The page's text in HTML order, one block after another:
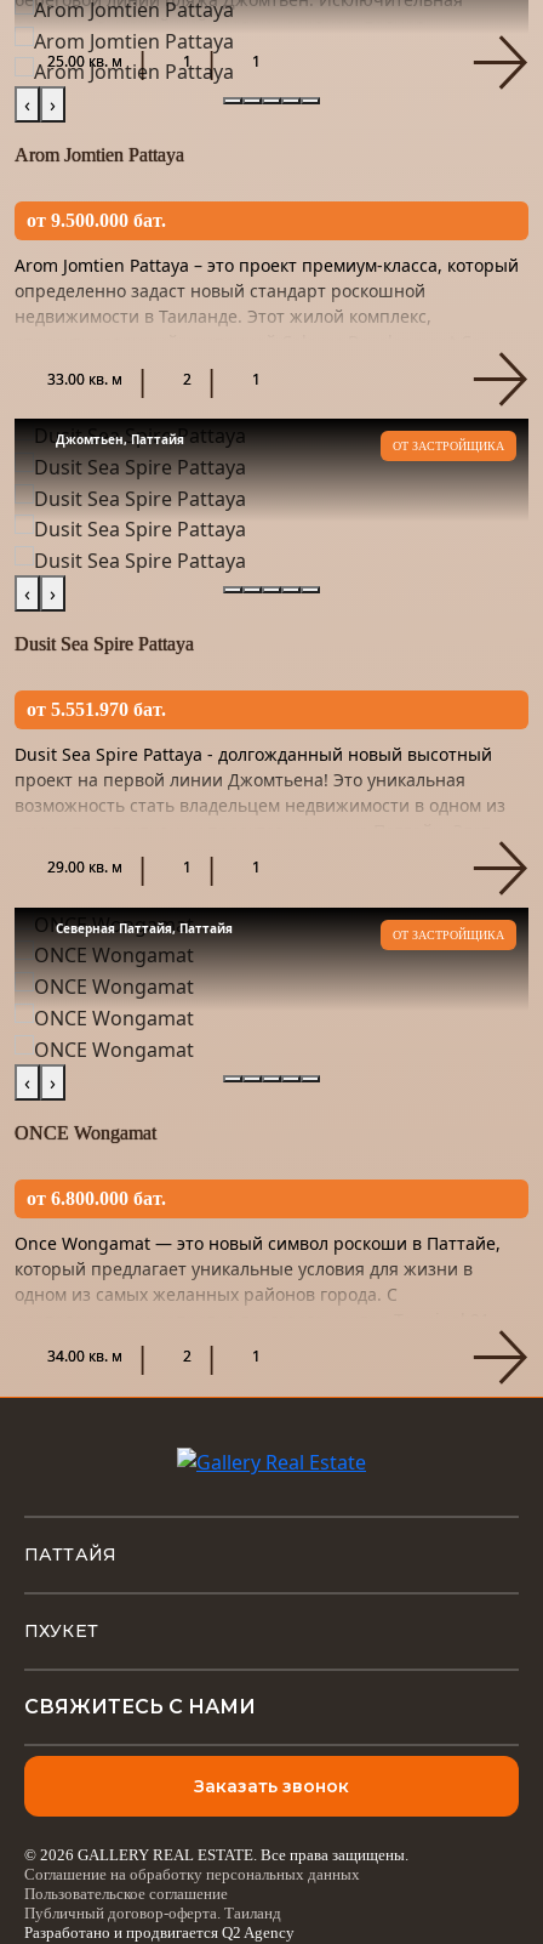
роскошь, высочайший уровень сервиса, полная
конфиденциальность...
25.00 кв. м 1 1
‹ ›
Arom Jomtien Pattaya
от 9.500.000 бат.
Arom Jomtien Pattaya – это проект премиум-класса, который
определенно задаст новый стандарт роскошной
недвижимости в Таиланде. Этот жилой комплекс,
Ltd., является прод...
33.00 кв. м 2 1
Джомтьен, Паттайя ОТ ЗАСТРОЙЩИКА
‹ ›
Dusit Sea Spire Pattaya
от 5.551.970 бат.
Dusit Sea Spire Pattaya - долгожданный новый высотный
проект на первой линии Джомтьена! Это уникальная
возможность стать владельцем недвижимости в одном из
проект – на...
29.00 кв. м 1 1
Северная Паттайя, Паттайя ОТ ЗАСТРОЙЩИКА
‹ ›
ONCE Wongamat
от 6.800.000 бат.
Once Wongamat — это новый символ роскоши в Паттайе,
который предлагает уникальные условия для жизни в
одном из самых желанных районов города. С
этот проект станет не т...
34.00 кв. м 2 1
ПАТТАЙЯ
ПХУКЕТ
СВЯЖИТЕСЬ С НАМИ
Заказать звонок
© 2026 GALLERY REAL ESTATE. Все права защищены.
Соглашение на обработку персональных данных
Пользовательское соглашение
Публичный договор-оферта. Таиланд
Разработано и продвигается Q2 Agency